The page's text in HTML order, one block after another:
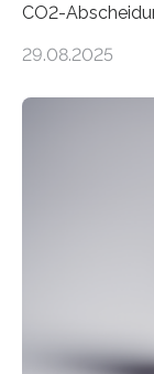
CO2-
von CO2-
Speichern des
Entwicklung
Insbesondere
betrachtet sie
29.08.2025